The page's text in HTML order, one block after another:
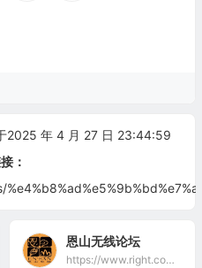
2025 年 4 月 27 日 23:44:59
：
恩山无线论坛
https://www.right.com.cn/